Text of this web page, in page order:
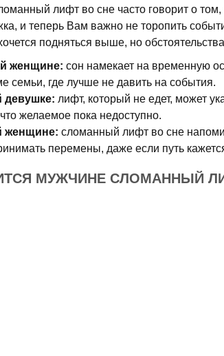
лифт во сне часто говорит о том,
и теперь Вам важно не торопить
подняться выше, но
женщине: сон намекает на временную
семьи, где лучше не давить на события.
девушке: лифт, который не едет, может
желаемое пока недоступно.
женщине: сломанный лифт во сне
перемены, даже если путь
МУЖЧИНЕ СЛОМАННЫЙ